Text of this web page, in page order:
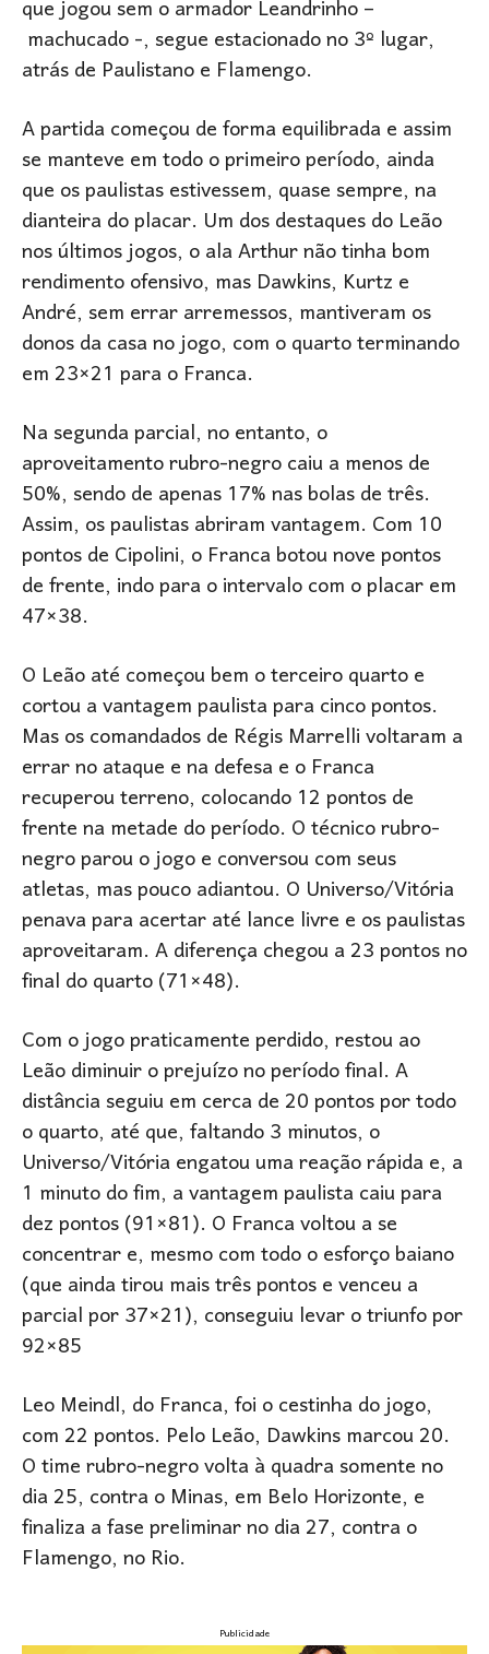
que jogou sem o armador Leandrinho –
machucado -, segue estacionado no 3º lugar,
atrás de Paulistano e Flamengo.
A partida começou de forma equilibrada e assim
se manteve em todo o primeiro período, ainda
que os paulistas estivessem, quase sempre, na
dianteira do placar. Um dos destaques do Leão
nos últimos jogos, o ala Arthur não tinha bom
rendimento ofensivo, mas Dawkins, Kurtz e
André, sem errar arremessos, mantiveram os
donos da casa no jogo, com o quarto terminando
em 23×21 para o Franca.
Na segunda parcial, no entanto, o
aproveitamento rubro-negro caiu a menos de
50%, sendo de apenas 17% nas bolas de três.
Assim, os paulistas abriram vantagem. Com 10
pontos de Cipolini, o Franca botou nove pontos
de frente, indo para o intervalo com o placar em
47×38.
O Leão até começou bem o terceiro quarto e
cortou a vantagem paulista para cinco pontos.
Mas os comandados de Régis Marrelli voltaram a
errar no ataque e na defesa e o Franca
recuperou terreno, colocando 12 pontos de
frente na metade do período. O técnico rubro-
negro parou o jogo e conversou com seus
atletas, mas pouco adiantou. O Universo/Vitória
penava para acertar até lance livre e os paulistas
aproveitaram. A diferença chegou a 23 pontos no
final do quarto (71×48).
Com o jogo praticamente perdido, restou ao
Leão diminuir o prejuízo no período final. A
distância seguiu em cerca de 20 pontos por todo
o quarto, até que, faltando 3 minutos, o
Universo/Vitória engatou uma reação rápida e, a
1 minuto do fim, a vantagem paulista caiu para
dez pontos (91×81). O Franca voltou a se
concentrar e, mesmo com todo o esforço baiano
(que ainda tirou mais três pontos e venceu a
parcial por 37×21), conseguiu levar o triunfo por
92×85
Leo Meindl, do Franca, foi o cestinha do jogo,
com 22 pontos. Pelo Leão, Dawkins marcou 20.
O time rubro-negro volta à quadra somente no
dia 25, contra o Minas, em Belo Horizonte, e
finaliza a fase preliminar no dia 27, contra o
Flamengo, no Rio.
Publicidade